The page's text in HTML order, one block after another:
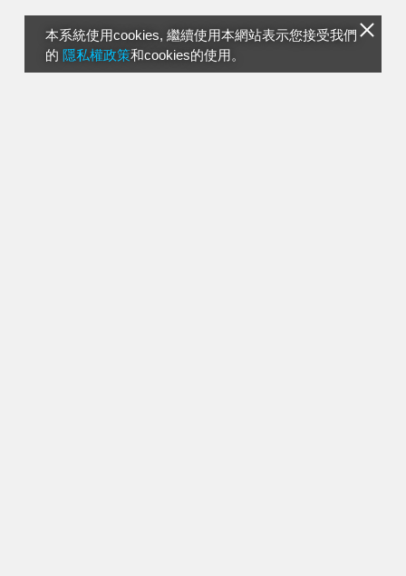
本系統使用cookies, 繼續使用本網站表示您接受我們
的 隱私權政策和cookies的使用。